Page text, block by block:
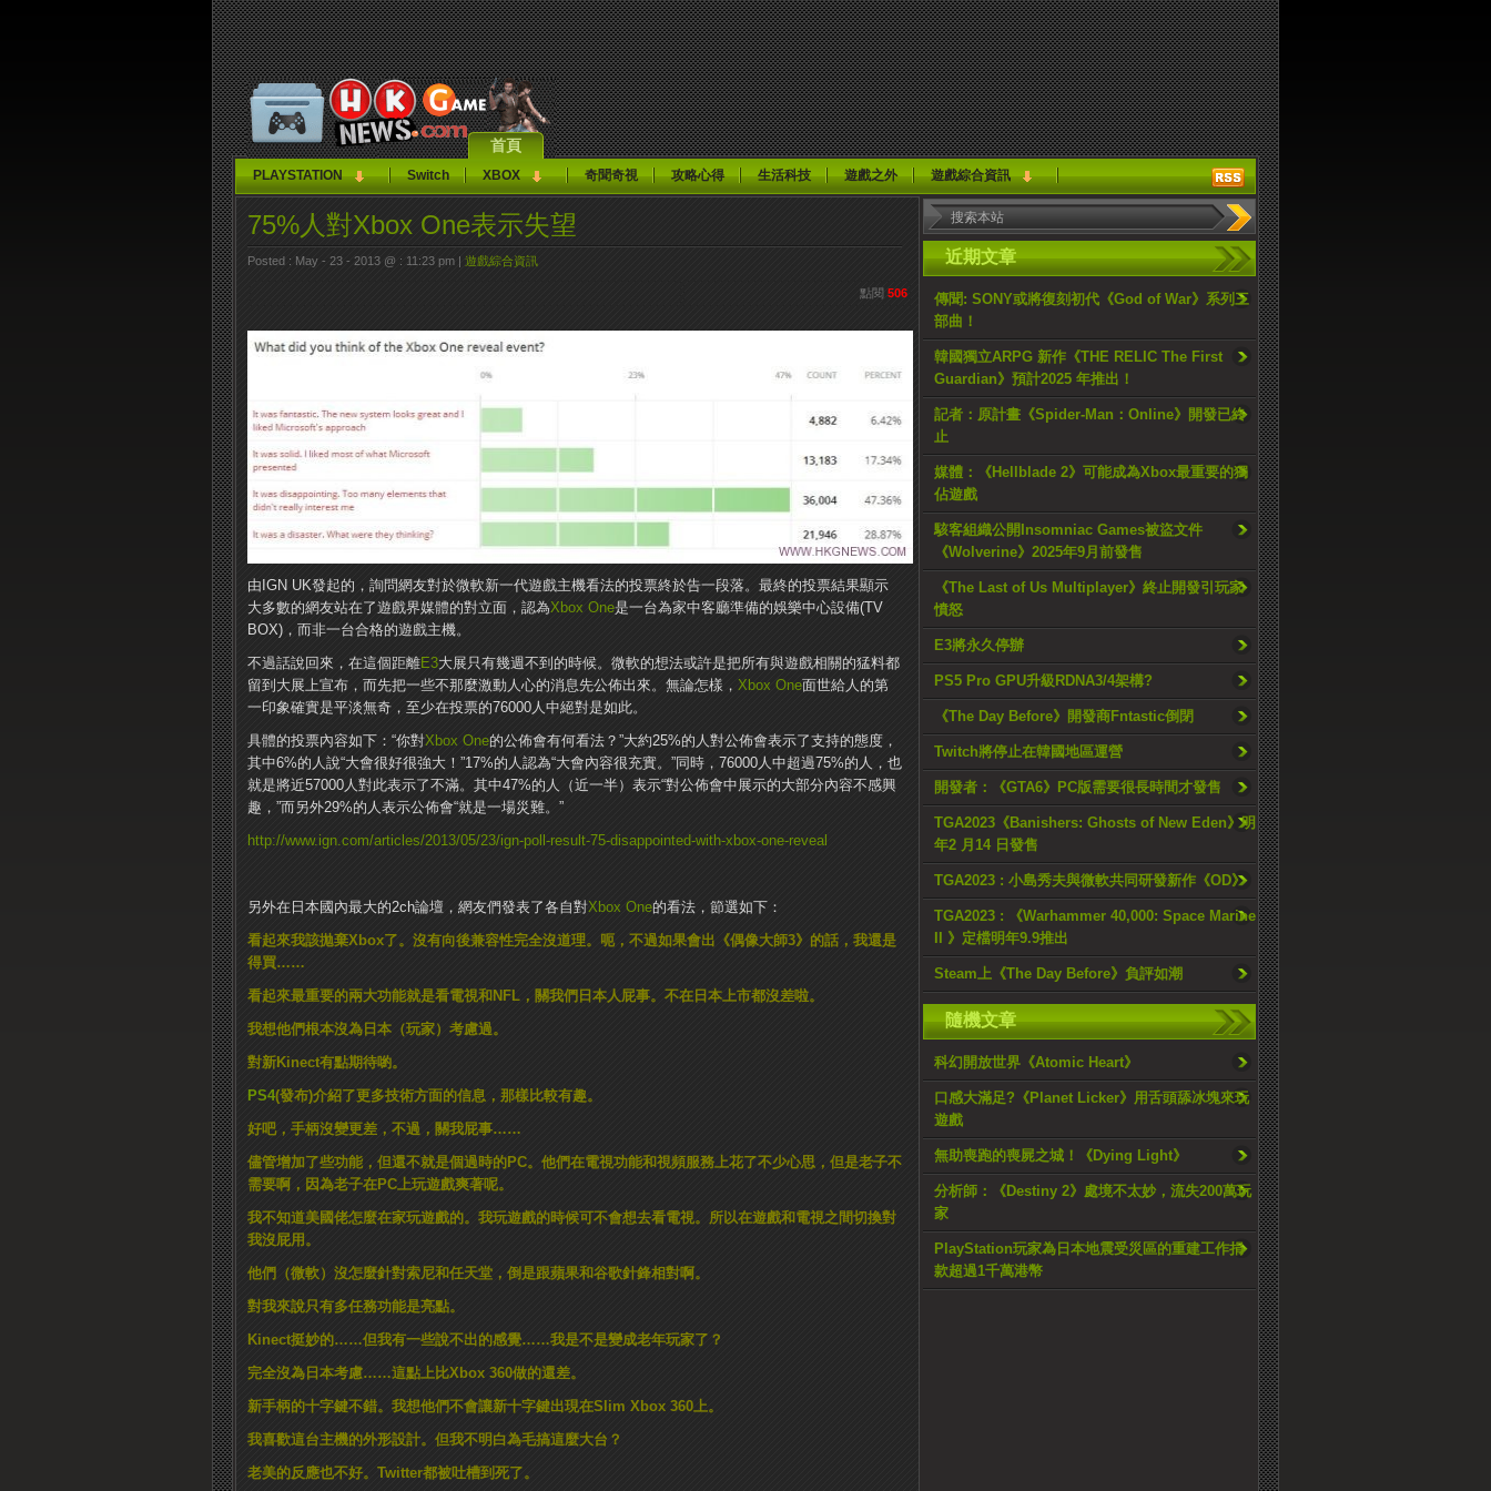
首頁
PLAYSTATION Switch XBOX 奇聞奇視 攻略心得 生活科技 遊戲之外 遊戲綜合資訊
近期文章
傳聞: SONY或將復刻初代《God of War》系列三
部曲！
韓國獨立ARPG 新作《THE RELIC The First
Guardian》預計2025 年推出！
記者：原計畫《Spider-Man：Online》開發已終
止
媒體：《Hellblade 2》可能成為Xbox最重要的獨
佔遊戲
駭客組織公開Insomniac Games被盜文件
《Wolverine》2025年9月前發售
《The Last of Us Multiplayer》終止開發引玩家
憤怒
E3將永久停辦
PS5 Pro GPU升級RDNA3/4架構?
《The Day Before》開發商Fntastic倒閉
Twitch將停止在韓國地區運營
開發者：《GTA6》PC版需要很長時間才發售
TGA2023《Banishers: Ghosts of New Eden》明
年2 月14 日發售
TGA2023 : 小島秀夫與微軟共同研發新作《OD》
TGA2023 : 《Warhammer 40,000: Space Marine
II 》定檔明年9.9推出
Steam上《The Day Before》負評如潮
隨機文章
科幻開放世界《Atomic Heart》
口感大滿足?《Planet Licker》用舌頭舔冰塊來玩
遊戲
無助喪跑的喪屍之城！《Dying Light》
分析師：《Destiny 2》處境不太妙，流失200萬玩
家
PlayStation玩家為日本地震受災區的重建工作捐
款超過1千萬港幣
75%人對Xbox One表示失望
Posted : May - 23 - 2013 @ : 11:23 pm | 遊戲綜合資訊
點閱 506
由IGN UK發起的，詢問網友對於微軟新一代遊戲主機看法的投票終於告一段落。最終的投票結果顯示
大多數的網友站在了遊戲界媒體的對立面，認為Xbox One是一台為家中客廳準備的娛樂中心設備(TV
BOX)，而非一台合格的遊戲主機。
不過話說回來，在這個距離E3大展只有幾週不到的時候。微軟的想法或許是把所有與遊戲相關的猛料都
留到大展上宣布，而先把一些不那麼激動人心的消息先公佈出來。無論怎樣， Xbox One面世給人的第
一印象確實是平淡無奇，至少在投票的76000人中絕對是如此。
具體的投票內容如下：“你對Xbox One的公佈會有何看法？”大約25%的人對公佈會表示了支持的態度，
其中6%的人說“大會很好很強大！”17%的人認為“大會內容很充實。”同時，76000人中超過75%的人，也
就是將近57000人對此表示了不滿。其中47%的人（近一半）表示“對公佈會中展示的大部分內容不感興
趣，”而另外29%的人表示公佈會“就是一場災難。”
http://www.ign.com/articles/2013/05/23/ign-poll-result-75-disappointed-with-xbox-one-reveal
另外在日本國內最大的2ch論壇，網友們發表了各自對Xbox One的看法，節選如下：
看起來我該拋棄Xbox了。沒有向後兼容性完全沒道理。呃，不過如果會出《偶像大師3》的話，我還是
得買……
看起來最重要的兩大功能就是看電視和NFL，關我們日本人屁事。不在日本上市都沒差啦。
我想他們根本沒為日本（玩家）考慮過。
對新Kinect有點期待喲。
PS4(發布)介紹了更多技術方面的信息，那樣比較有趣。
好吧，手柄沒變更差，不過，關我屁事……
儘管增加了些功能，但還不就是個過時的PC。他們在電視功能和視頻服務上花了不少心思，但是老子不
需要啊，因為老子在PC上玩遊戲爽著呢。
我不知道美國佬怎麼在家玩遊戲的。我玩遊戲的時候可不會想去看電視。所以在遊戲和電視之間切換對
我沒屁用。
他們（微軟）沒怎麼針對索尼和任天堂，倒是跟蘋果和谷歌針鋒相對啊。
對我來說只有多任務功能是亮點。
Kinect挺妙的……但我有一些說不出的感覺……我是不是變成老年玩家了？
完全沒為日本考慮……這點上比Xbox 360做的還差。
新手柄的十字鍵不錯。我想他們不會讓新十字鍵出現在Slim Xbox 360上。
我喜歡這台主機的外形設計。但我不明白為毛搞這麼大台？
老美的反應也不好。Twitter都被吐槽到死了。